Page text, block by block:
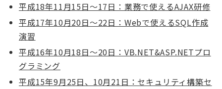
平成18年11月15日～17日：業務で使えるAJAX研修
平成17年10月20日～22日：Webで使えるSQL作成
演習
平成16年10月18日～20日：VB.NET&ASP.NETプロ
グラミング
平成15年9月25日、10月21日：セキュリティ構築セ